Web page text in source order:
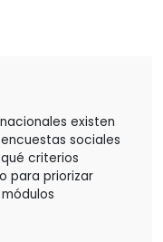
existen
sociales
criterios
para priorizar